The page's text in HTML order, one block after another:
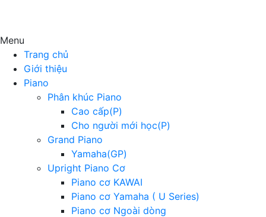
Menu
Trang chủ
Giới thiệu
Piano
Phân khúc Piano
Cao cấp(P)
Cho người mới học(P)
Grand Piano
Yamaha(GP)
Upright Piano Cơ
Piano cơ KAWAI
Piano cơ Yamaha ( U Series)
Piano cơ Ngoài dòng